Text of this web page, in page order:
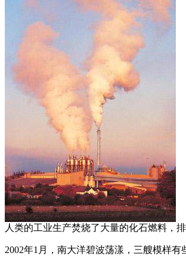
人类的工业生产焚烧了大量的化石燃料，
2002年1月，南大洋碧波荡漾，三艘模样